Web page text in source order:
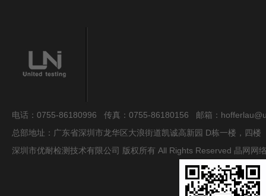
电话：0755-86180996 传真：0755-86180156 邮箱：
总部地址：广东省深圳市龙华区大浪街道凯诚高新园 D栋一楼，四楼
深圳市优耐检测技术有限公司 版权所有 All Rights Reserved 晶网网